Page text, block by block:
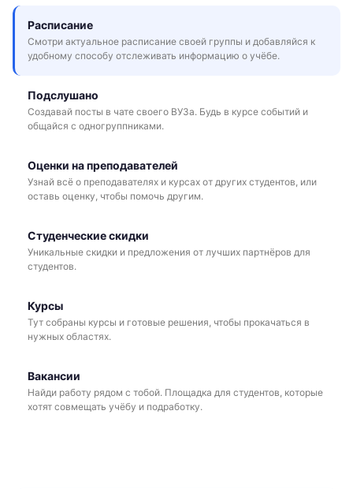
Расписание
Смотри актуальное расписание своей группы и добавляйся к
удобному способу отслеживать информацию о учёбе.
Подслушано
Создавай посты в чате своего ВУЗа. Будь в курсе событий и
общайся с одногруппниками.
Оценки на преподавателей
Узнай всё о преподавателях и курсах от других студентов, или
оставь оценку, чтобы помочь другим.
Студенческие скидки
Уникальные скидки и предложения от лучших партнёров для
студентов.
Курсы
Тут собраны курсы и готовые решения, чтобы прокачаться в
нужных областях.
Вакансии
Найди работу рядом с тобой. Площадка для студентов, которые
хотят совмещать учёбу и подработку.